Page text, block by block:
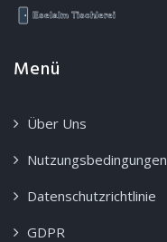
Menü
Über Uns
Nutzungsbedingungen
Datenschutzrichtlinie
GDPR